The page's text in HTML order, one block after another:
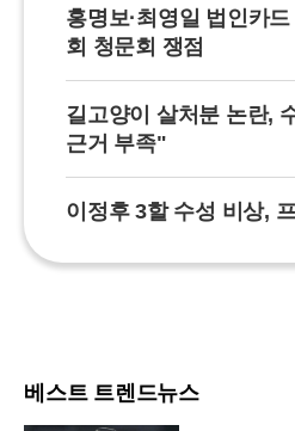
홍명보·최영일 법인카
회 청문회 쟁점
길고양이 살처분 논란,
근거 부족"
이정후 3할 수성 비상,
베스트 트렌드뉴스